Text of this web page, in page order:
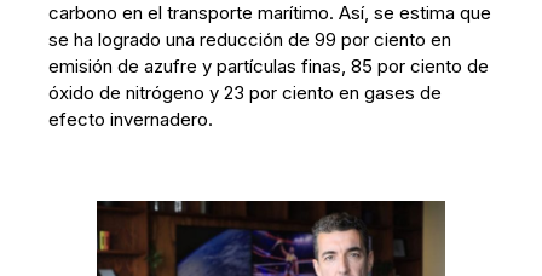
carbono en el transporte marítimo. Así, se estima que
se ha logrado una reducción de 99 por ciento en
emisión de azufre y partículas finas, 85 por ciento de
óxido de nitrógeno y 23 por ciento en gases de
efecto invernadero.